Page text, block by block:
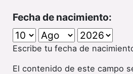
Fecha de nacimiento:
Escribe tu fecha de
El contenido de este campo